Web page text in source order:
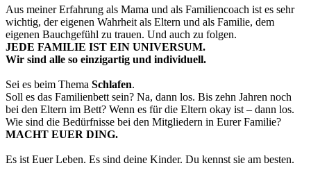
Aus meiner Erfahrung als Mama und als Familiencoach ist es sehr
wichtig, der eigenen Wahrheit als Eltern und als Familie, dem
eigenen Bauchgefühl zu trauen. Und auch zu folgen.
JEDE FAMILIE IST EIN UNIVERSUM.
Wir sind alle so einzigartig und individuell.
Sei es beim Thema Schlafen.
Soll es das Familienbett sein? Na, dann los. Bis zehn Jahren noch
bei den Eltern im Bett? Wenn es für die Eltern okay ist – dann los.
Wie sind die Bedürfnisse bei den Mitgliedern in Eurer Familie?
MACHT EUER DING.
Es ist Euer Leben. Es sind deine Kinder. Du kennst sie am besten.